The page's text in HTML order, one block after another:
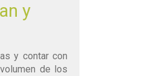
y
y contar con
de los